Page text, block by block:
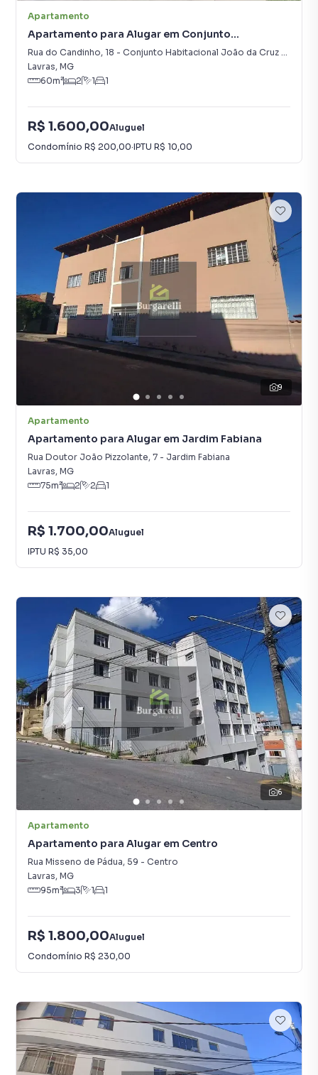
Apartamento
Apartamento para Alugar em Conjunto
Habitacional João da Cruz Botrel
Rua do Candinho, 18 - Conjunto Habitacional João da Cruz Botrel
Lavras, MG
60m² 2 1 1
R$ 1.600,00Aluguel
Condomínio R$ 200,00·IPTU R$ 10,00
9
Apartamento
Apartamento para Alugar em Jardim Fabiana
Rua Doutor João Pizzolante, 7 - Jardim Fabiana
Lavras, MG
75m² 2 2 1
R$ 1.700,00Aluguel
IPTU R$ 35,00
6
Apartamento
Apartamento para Alugar em Centro
Rua Misseno de Pádua, 59 - Centro
Lavras, MG
95m² 3 1 1
R$ 1.800,00Aluguel
Condomínio R$ 230,00